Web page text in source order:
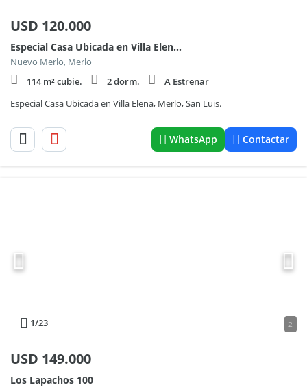
USD 120.000
Especial Casa Ubicada en Villa Elena, Merlo, San Luis.
Nuevo Merlo, Merlo
114 m² cubie.
2 dorm.
A Estrenar
Especial Casa Ubicada en Villa Elena, Merlo, San Luis.
WhatsApp Contactar
1/23 2
USD 149.000
Los Lapachos 100